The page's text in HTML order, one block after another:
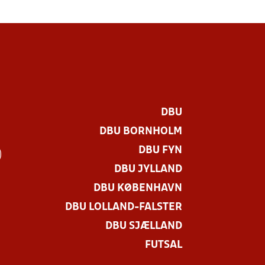
DBU
DBU BORNHOLM
DBU FYN
DBU JYLLAND
DBU KØBENHAVN
DBU LOLLAND-FALSTER
DBU SJÆLLAND
FUTSAL